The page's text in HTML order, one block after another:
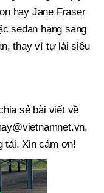
hay Jane Fraser
sedan hạng sang
thay vì tự lái siêu
sẻ bài viết về
.
tải. Xin cảm ơn!